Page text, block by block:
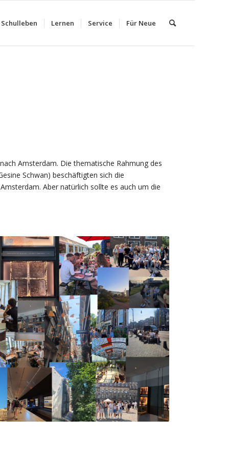
Schulleben Lernen Service Für Neue
Amsterdam. Die thematische Rahmung des
Schwan) beschäftigten sich die
Aber natürlich sollte es auch um die